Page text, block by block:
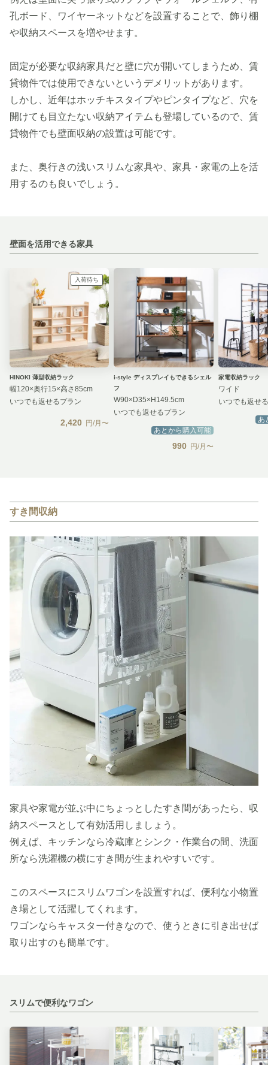
孔ボード、ワイヤーネットなどを設置することで、飾り棚
や収納スペースを増やせます。
固定が必要な収納家具だと壁に穴が開いてしまうため、賃
貸物件では使用できないというデメリットがあります。
しかし、近年はホッチキスタイプやピンタイプなど、穴を
開けても目立たない収納アイテムも登場しているので、賃
貸物件でも壁面収納の設置は可能です。
また、奥行きの浅いスリムな家具や、家具・家電の上を活
用するのも良いでしょう。
壁面を活用できる家具
入荷待ち
HINOKI 薄型収納ラック
幅120×奥行15×高さ85cm
いつでも返せるプラン
2,420 円/月〜
i-style ディスプレイもできるシェル
フ
W90×D35×H149.5cm
いつでも返せるプラン
あとから購入可能
990 円/月〜
家電収納ラック
ワイド
いつでも返せ
あ
すき間収納
家具や家電が並ぶ中にちょっとしたすき間があったら、収
納スペースとして有効活用しましょう。
例えば、キッチンなら冷蔵庫とシンク・作業台の間、洗面
所なら洗濯機の横にすき間が生まれやすいです。
このスペースにスリムワゴンを設置すれば、便利な小物置
き場として活躍してくれます。
ワゴンならキャスター付きなので、使うときに引き出せば
取り出すのも簡単です。
スリムで便利なワゴン